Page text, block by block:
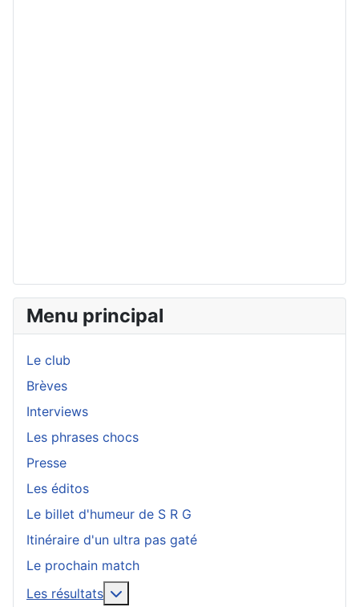
Menu principal
Le club
Brèves
Interviews
Les phrases chocs
Presse
Les éditos
Le billet d'humeur de S R G
Itinéraire d'un ultra pas gaté
Le prochain match
Les résultats